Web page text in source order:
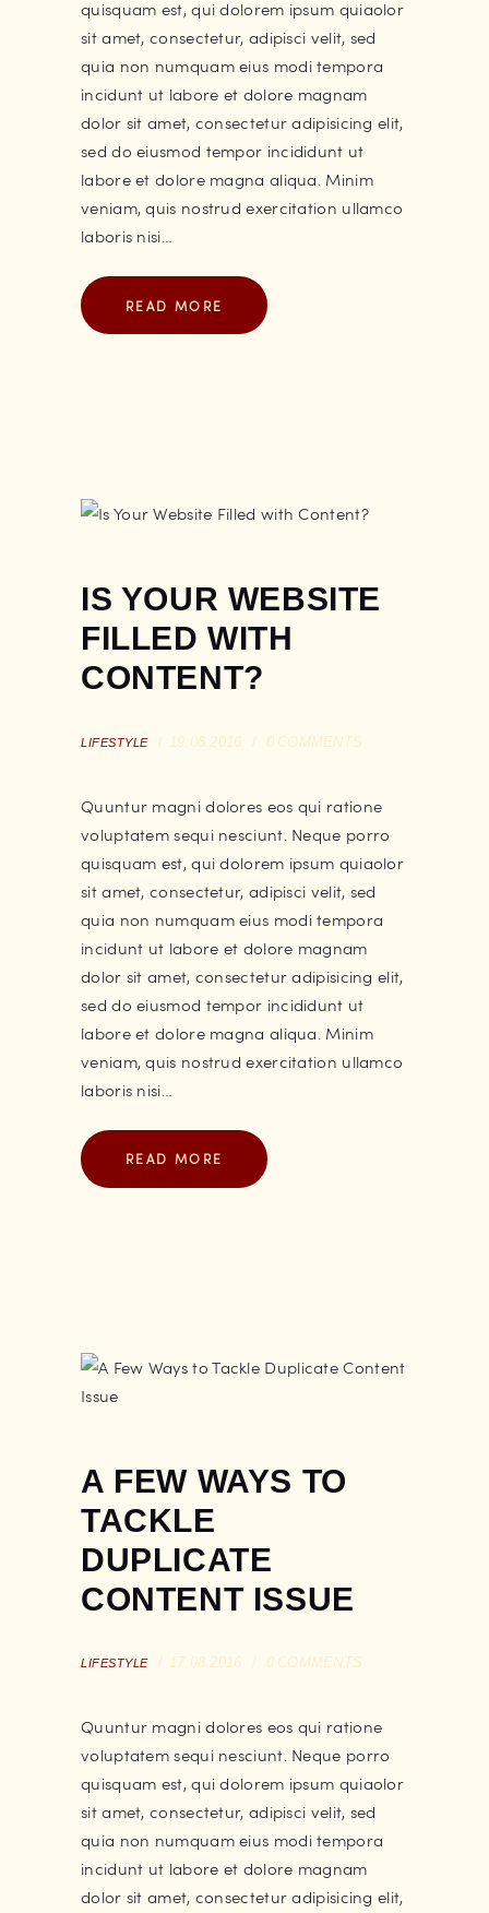
quisquam est, qui dolorem ipsum quiaolor
sit amet, consectetur, adipisci velit, sed
quia non numquam eius modi tempora
incidunt ut labore et dolore magnam
dolor sit amet, consectetur adipisicing elit,
sed do eiusmod tempor incididunt ut
labore et dolore magna aliqua. Minim
veniam, quis nostrud exercitation ullamco
laboris nisi…
READ MORE
IS YOUR WEBSITE
FILLED WITH
CONTENT?
LIFESTYLE 19.08.2016 0 COMMENTS
Quuntur magni dolores eos qui ratione
voluptatem sequi nesciunt. Neque porro
quisquam est, qui dolorem ipsum quiaolor
sit amet, consectetur, adipisci velit, sed
quia non numquam eius modi tempora
incidunt ut labore et dolore magnam
dolor sit amet, consectetur adipisicing elit,
sed do eiusmod tempor incididunt ut
labore et dolore magna aliqua. Minim
veniam, quis nostrud exercitation ullamco
laboris nisi…
READ MORE
A FEW WAYS TO
TACKLE
DUPLICATE
CONTENT ISSUE
LIFESTYLE 17.08.2016 0 COMMENTS
Quuntur magni dolores eos qui ratione
voluptatem sequi nesciunt. Neque porro
quisquam est, qui dolorem ipsum quiaolor
sit amet, consectetur, adipisci velit, sed
quia non numquam eius modi tempora
incidunt ut labore et dolore magnam
dolor sit amet, consectetur adipisicing elit,